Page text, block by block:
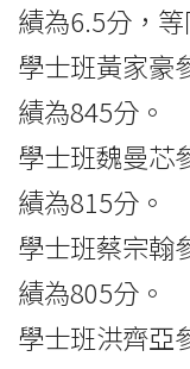
績為6.5分，等
學士班黃家豪
績為845分。
學士班魏曼芯
績為815分。
學士班蔡宗翰
績為805分。
學士班洪齊亞